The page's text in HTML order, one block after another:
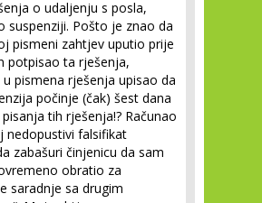
o udaljenju s posla,
suspenziji. Pošto je znao da
pismeni zahtjev uputio prije
potpisao ta rješenja,
pismena rješenja upisao da
počinje (čak) šest dana
tih rješenja!? Računao
nedopustivi falsifikat
zabašuri činjenicu da sam
obratio za
saradnje sa drugim